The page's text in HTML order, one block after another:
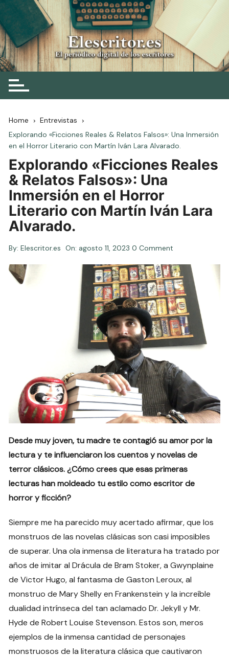
Skip
to
content
Elescritor.es
El periódico digital de los escritores
Home
Entrevistas
Explorando «Ficciones Reales & Relatos Falsos»: Una Inmersión
en el Horror Literario con Martín Iván Lara Alvarado.
Explorando «Ficciones Reales
& Relatos Falsos»: Una
Inmersión en el Horror
Literario con Martín Iván Lara
Alvarado.
By: Elescritor.es On: agosto 11, 2023 0 Comment
Desde muy joven, tu madre te contagió su amor por la
lectura y te influenciaron los cuentos y novelas de
terror clásicos. ¿Cómo crees que esas primeras
lecturas han moldeado tu estilo como escritor de
horror y ficción?
Siempre me ha parecido muy acertado afirmar, que los
monstruos de las novelas clásicas son casi imposibles
de superar. Una ola inmensa de literatura ha tratado por
años de imitar al Drácula de Bram Stoker, a Gwynplaine
de Victor Hugo, al fantasma de Gaston Leroux, al
monstruo de Mary Shelly en Frankenstein y la increíble
dualidad intrínseca del tan aclamado Dr. Jekyll y Mr.
Hyde de Robert Louise Stevenson. Estos son, meros
ejemplos de la inmensa cantidad de personajes
monstruosos de la literatura clásica que cautivaron